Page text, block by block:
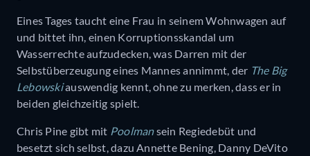
Eines Tages taucht eine Frau in seinem Wohnwagen auf
und bittet ihn, einen Korruptionsskandal um
Wasserrechte aufzudecken, was Darren mit der
Selbstüberzeugung eines Mannes annimmt, der The Big
Lebowskiauswendig kennt, ohne zu merken, dass er in
beiden gleichzeitig spielt.
Chris Pine gibt mit Poolmansein Regiedebüt und
besetzt sich selbst, dazu Annette Bening, Danny DeVito